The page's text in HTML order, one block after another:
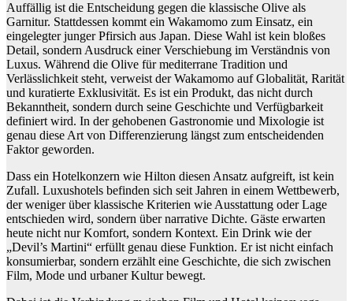
Auffällig ist die Entscheidung gegen die klassische Olive als
Garnitur. Stattdessen kommt ein Wakamomo zum Einsatz, ein
eingelegter junger Pfirsich aus Japan. Diese Wahl ist kein bloßes
Detail, sondern Ausdruck einer Verschiebung im Verständnis von
Luxus. Während die Olive für mediterrane Tradition und
Verlässlichkeit steht, verweist der Wakamomo auf Globalität, Rarität
und kuratierte Exklusivität. Es ist ein Produkt, das nicht durch
Bekanntheit, sondern durch seine Geschichte und Verfügbarkeit
definiert wird. In der gehobenen Gastronomie und Mixologie ist
genau diese Art von Differenzierung längst zum entscheidenden
Faktor geworden.
Dass ein Hotelkonzern wie Hilton diesen Ansatz aufgreift, ist kein
Zufall. Luxushotels befinden sich seit Jahren in einem Wettbewerb,
der weniger über klassische Kriterien wie Ausstattung oder Lage
entschieden wird, sondern über narrative Dichte. Gäste erwarten
heute nicht nur Komfort, sondern Kontext. Ein Drink wie der
„Devil’s Martini“ erfüllt genau diese Funktion. Er ist nicht einfach
konsumierbar, sondern erzählt eine Geschichte, die sich zwischen
Film, Mode und urbaner Kultur bewegt.